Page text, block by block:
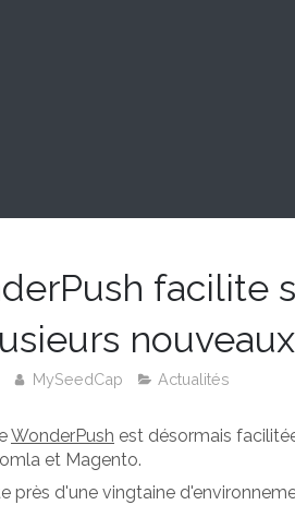
facilite
MySeedCap Actualités
WonderPush est désormais
et Magento.
près d'une vingtaine